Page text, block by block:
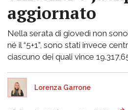
aggiornato
Nella serata di giovedì non sono
né il “5+1”, sono stati invece
ciascuno dei quali vince
Lorenza Garrone